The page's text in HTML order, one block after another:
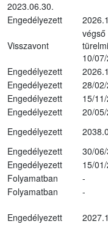
2023.06.30.
Engedélyezett
Visszavont
végső
10/
Engedélyezett
Engedélyezett
28/
Engedélyezett
15/
Engedélyezett
20/
Engedélyezett
Engedélyezett
30/
Engedélyezett
15/
Folyamatban
-
Folyamatban
-
Engedélyezett